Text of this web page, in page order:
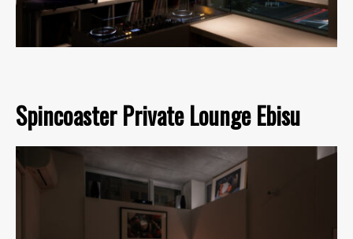
Spincoaster Private Lounge Ebisu